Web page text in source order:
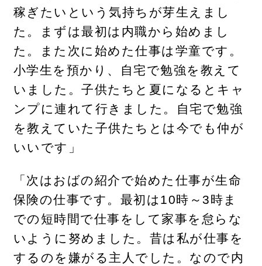
稼ぎたいという気持ちが芽生えまし
た。まずは最初は内職から始めまし
た。また次に始めた仕事は学童です。
小学生を預かり、自宅で勉強を教えて
いました。子供たちと夏になるとキャ
ンプに連れて行きました。自宅で勉強
を教えていた子供たちとは今でも仲が
いいです」
「次はおばの紹介で始めた仕事が生命
保険の仕事です。最初は10時～3時ま
での短時間で仕事をして家事を怠らな
いように努めました。昔は私が仕事を
するのを嫌がる主人でした。なので内